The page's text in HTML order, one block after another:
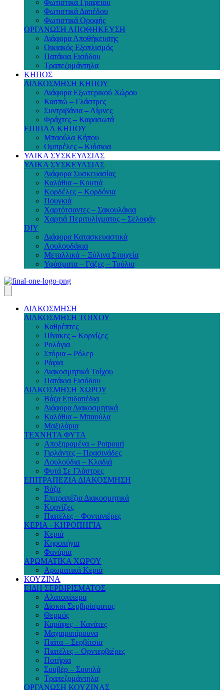
Φωτιστικά Γραφείου
Φωτιστικά Δαπέδου
Φωτιστικά Οροφής
ΟΡΓΑΝΩΣΗ ΑΠΟΘΗΚΕΥΣΗ
Διάφορα Αποθήκευσης
Οικιακός Εξοπλισμός
Πατάκια Εισόδου
Τραπεζομάντηλα
ΚΗΠΟΣ
ΔΙΑΚΟΣΜΗΣΗ ΚΗΠΟΥ
Διάφορα Εξωτερικού Χώρου
Κασπώ – Γλάστρες
Συντριβάνια – Λίμνες
Φράχτες – Καφασωτά
ΕΠΙΠΛΑ ΚΗΠΟΥ
Μπαούλα Κήπου
Ομπρέλες – Κιόσκια
ΥΛΙΚΑ ΣΥΣΚΕΥΑΣΙΑΣ
ΥΛΙΚΑ ΣΥΣΚΕΥΑΣΙΑΣ
Διάφορα Συσκευασίας
Καλάθια – Κουτιά
Κορδέλες – Κορδόνια
Πουγκιά
Χαρτότσαντες – Σακουλάκια
Χαρτιά Περιτυλίγματος – Σελοφάν
DIY
Διάφορα Κατασκευαστικά
Λουλουδάκια
Μεταλλικά – Ξύλινα Στοιχεία
Υφάσματα – Γάζες – Τούλια
ΔΙΑΚΟΣΜΗΣΗ
ΔΙΑΚΟΣΜΗΣΗ ΤΟΙΧΟΥ
Καθρέπτες
Πίνακες – Κορνίζες
Ρολόγια
Στόρια – Ρόλερ
Ράφια
Διακοσμητικά Τοίχου
Πατάκια Εισόδου
ΔΙΑΚΟΣΜΗΣΗ ΧΩΡΟΥ
Βάζα Επιδαπέδια
Διάφορα Διακοσμητικά
Καλάθια – Μπαούλα
Μαξιλάρια
ΤΕΧΝΗΤΑ ΦΥΤΑ
Αποξηραμένα – Potpouri
Γιρλάντες – Πρασινάδες
Λουλούδια – Κλαδιά
Φυτά Σε Γλάστρες
ΕΠΙΤΡΑΠΕΖΙΑ ΔΙΑΚΟΣΜΗΣΗ
Βάζα
Επιτραπέζια Διακοσμητικά
Κορνίζες
Πιατέλες – Φοντανιέρες
ΚΕΡΙΑ - ΚΗΡΟΠΗΓΙΑ
Κεριά
Κηροπήγια
Φανάρια
ΑΡΩΜΑΤΙΚΑ ΧΩΡΟΥ
Αρωματικά Κεριά
ΚΟΥΖΙΝΑ
ΕΙΔΗ ΣΕΡΒΙΡΙΣΜΑΤΟΣ
Αλατοπίπερα
Δίσκοι Σερβιρίσματος
Θερμός
Καράφες – Κανάτες
Μαχαιροπίρουνα
Πιάτα – Σερβίτσια
Πιατέλες – Ορντερβιέρες
Ποτήρια
Σουβέρ – Σουπλά
Τραπεζομάντηλα
ΟΡΓΑΝΩΣΗ ΚΟΥΖΙΝΑΣ